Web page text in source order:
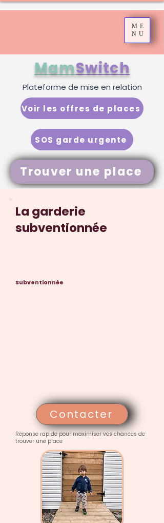
ME
NU
Trouver une place
MamSwitch
SOS garde urgente
Voir les offres de places
Plateforme de mise en relation
La garderie
subventionnée
Subventionnée
Contacter
Réponse rapide pour maximiser vos chances de
trouver une place